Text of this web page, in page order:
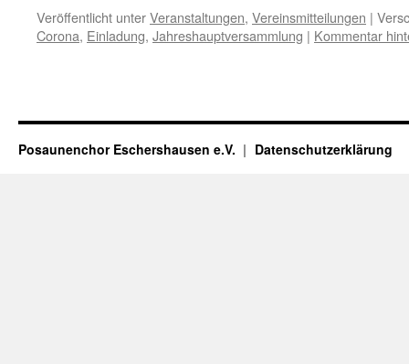
Veröffentlicht unterVeranstaltungen, Vereinsmitteilungen |
Corona, Einladung, Jahreshauptversammlung | Kommentar
Posaunenchor Eschershausen e.V. Datenschutzerklärung